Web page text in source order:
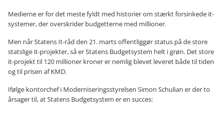
Medierne er for det meste fyldt med historier om stærkt forsinkede it-
systemer, der overskrider budgetterne med millioner.
Men når Statens It-råd den 21. marts offentliggør status på de store
statslige it-projekter, så er Statens Budgetsystem helt i grøn. Det store
it-projekt til 120 millioner kroner er nemlig blevet leveret både til tiden
og til prisen af KMD.
Ifølge kontorchef i Moderniseringsstyrelsen Simon Schulian er der to
årsager til, at Statens Budgetsystem er en succes: